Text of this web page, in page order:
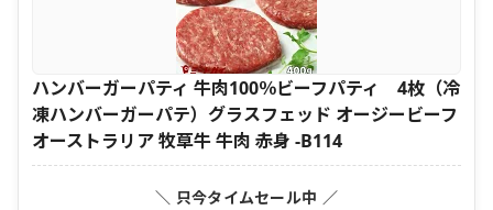
ハンバーガーパティ 牛肉100％ビーフパティ 4枚（冷
凍ハンバーガーパテ）グラスフェッド オージービーフ
オーストラリア 牧草牛 牛肉 赤身 -B114
＼ 只今タイムセール中 ／